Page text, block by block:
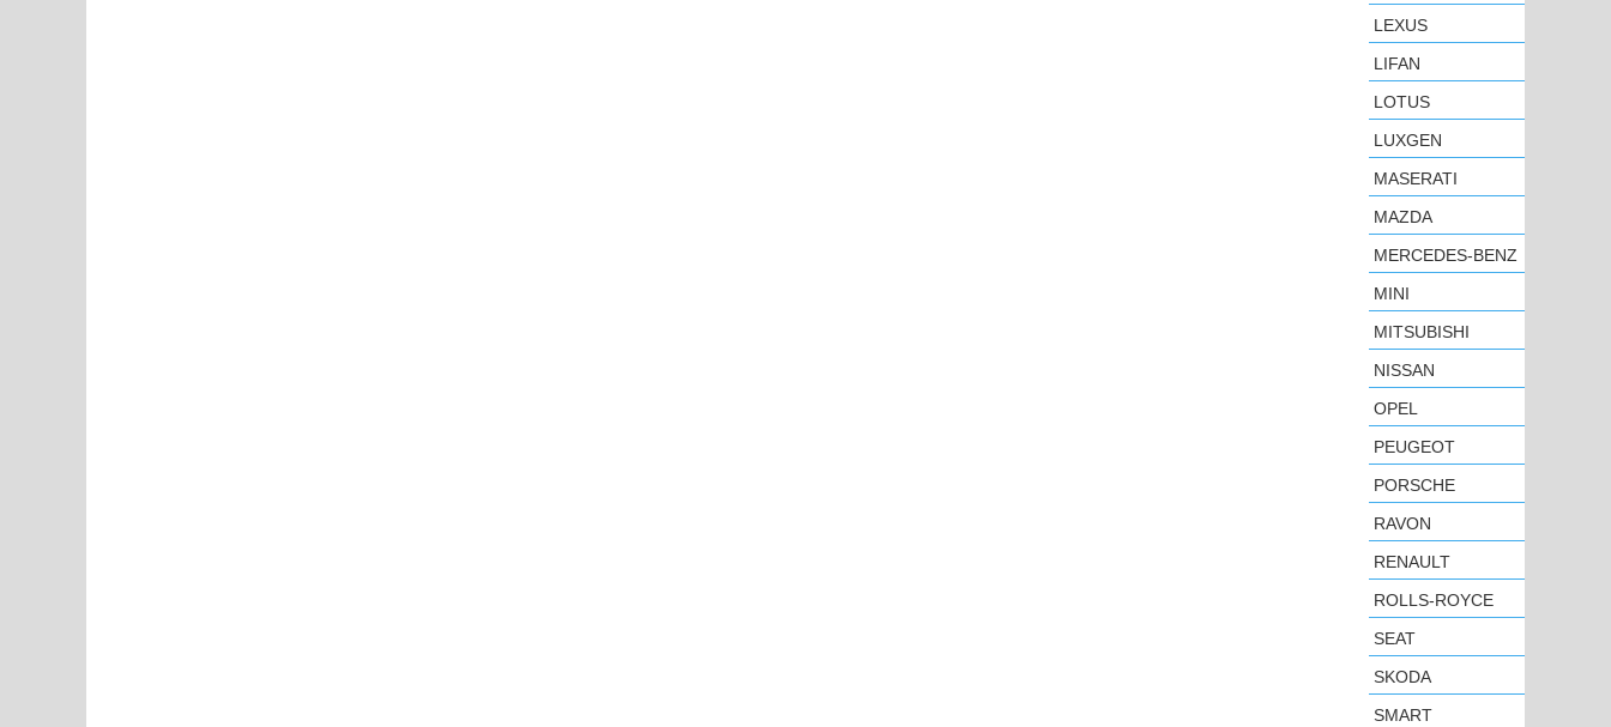
LEXUS
LIFAN
LOTUS
LUXGEN
MASERATI
MAZDA
MERCEDES-BENZ
MINI
MITSUBISHI
NISSAN
OPEL
PEUGEOT
PORSCHE
RAVON
RENAULT
ROLLS-ROYCE
SEAT
SKODA
SMART